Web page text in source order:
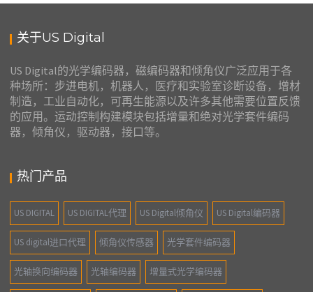
关于US Digital
US Digital的光学编码器，磁编码器和倾角仪广泛应用于各
种场所：步进电机，机器人，医疗和实验室诊断设备，增材
制造，工业自动化，可再生能源以及许多其他需要位置反馈
的应用。运动控制构建模块包括增量和绝对光学套件编码
器，倾角仪，驱动器，接口等。
热门产品
US DIGITAL US DIGITAL代理 US Digital倾角仪 US Digital编码器
US digital进口代理 倾角仪传感器 光学套件编码器
光轴换向编码器 光轴编码器 增量式光学编码器